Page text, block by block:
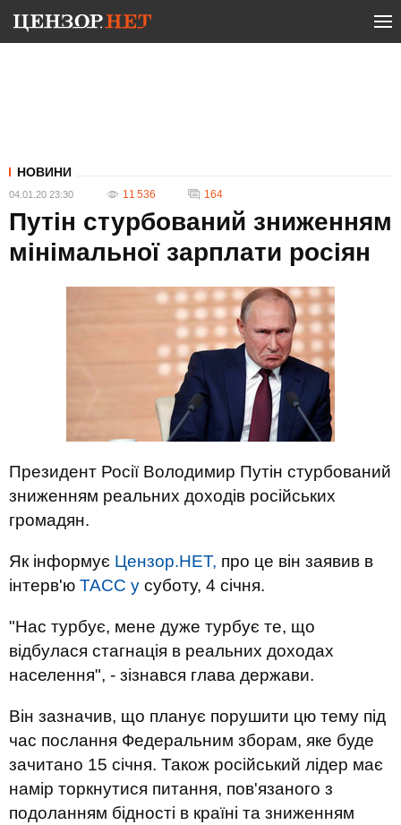
НОВИНИ
04.01.20 23:30 11 536 164
Путін стурбований зниженням
мінімальної зарплати росіян
Президент Росії Володимир Путін стурбований
зниженням реальних доходів російських
громадян.
Як інформує Цензор.НЕТ, про це він заявив в
інтерв'ю ТАСС у суботу, 4 січня.
"Нас турбує, мене дуже турбує те, що
відбулася стагнація в реальних доходах
населення", - зізнався глава держави.
Він зазначив, що планує порушити цю тему під
час послання Федеральним зборам, яке буде
зачитано 15 січня. Також російський лідер має
намір торкнутися питання, пов'язаного з
подоланням бідності в країні та зниженням